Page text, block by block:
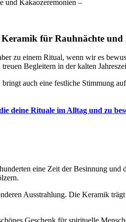
und Kakaozeremonien –
für Rauhnächte und
zu einem Ritual, wenn wir es
Begleitern in der kalten
auch eine festliche Stimmung
deine Rituale im Alltag und zu
eine Zeit der Besinnung
Ausstrahlung. Die Keramik
Geschenk für spirituelle